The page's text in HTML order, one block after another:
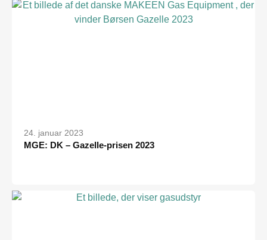
24. januar 2023
MGE: DK – Gazelle-prisen 2023